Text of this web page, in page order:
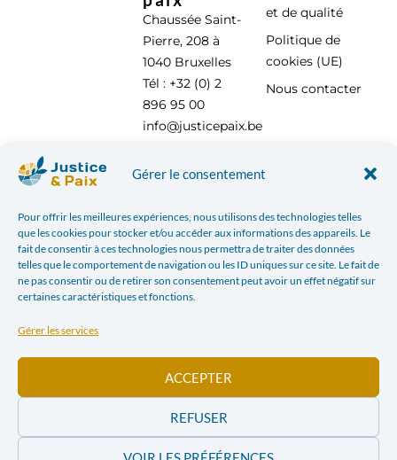
Gérer le consentement
Pour offrir les meilleures expériences, nous utilisons des technologies telles
que les cookies pour stocker et/ou accéder aux informations des appareils. Le
fait de consentir à ces technologies nous permettra de traiter des données
telles que le comportement de navigation ou les ID uniques sur ce site. Le fait de
ne pas consentir ou de retirer son consentement peut avoir un effet négatif sur
certaines caractéristiques et fonctions.
Gérer les services
ACCEPTER
REFUSER
Chaussée Saint-
Pierre, 208 à
1040 Bruxelles
Tél : +32 (0) 2
896 95 00
info@justicepaix.be
et de qualité
Politique de
cookies (UE)
Nous contacter
POLITIQUE DE CONFIDENTIALITÉ| JUSTICE & PAIX – CHAUSSÉE SAINT-PIERRE, 208 À 1040